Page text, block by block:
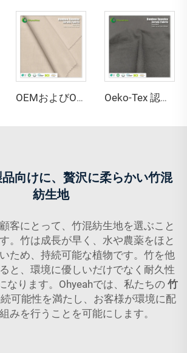
OEMおよびODM対応 環境にやさしい100%竹繊維ジャージ生地 抗菌 吸湿性 通気性 備えた衣料品向け素材 Oeko-Tex 認定 69% バンブー 31% ソロナ ジャージ生地 - 女性用・キッズ服向け抗菌軽量生地
向けに、贅沢に柔らかい竹混
紡生地
客にとって、竹混紡生地を選ぶこと
。竹は成長が早く、水や農薬をほと
ため、持続可能な植物です。竹を他
と、環境に優しいだけでなく耐久性
なります。Ohyeahでは、私たちの 竹
可能性を満たし、お客様が環境に配
みを行うことを可能にします。